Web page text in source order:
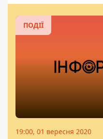
ПОДІЇ
19:00, 01 вересня 2020